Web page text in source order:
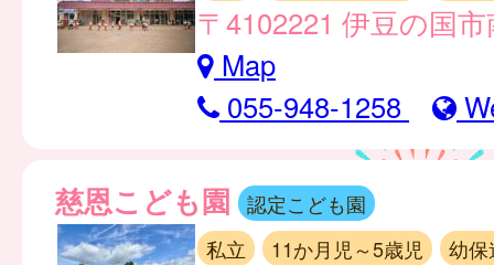
〒4102221 伊豆の国
Map
055-948-1258
慈恩こども園
認定こども園
私立
11か月児～5歳児 幼